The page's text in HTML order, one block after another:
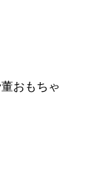
おもちゃ